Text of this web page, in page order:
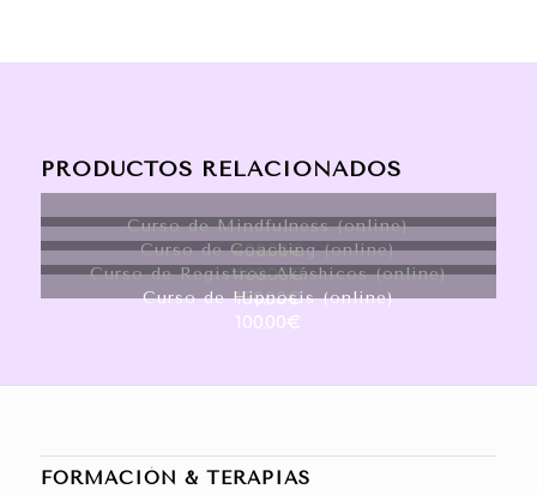
PRODUCTOS RELACIONADOS
Curso de Mindfulness (online)
400.00€
Curso de Coaching (online)
400.00€
Curso de Registros Akáshicos (online)
150.00€
Curso de Hipnosis (online)
100.00€
FORMACIÓN & TERAPIAS